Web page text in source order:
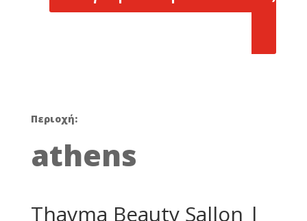
Περιοχή:
athens
Thavma Beauty Sallon |